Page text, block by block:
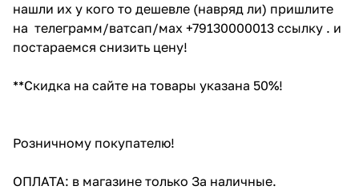
нашли их у кого то дешевле (навряд ли) пришлите
на телеграмм/ватсап/мах +79130000013 ссылку . и
постараемся снизить цену!
**Скидка на сайте на товары указана 50%!
Розничному покупателю!
ОПЛАТА: в магазине только За наличные.